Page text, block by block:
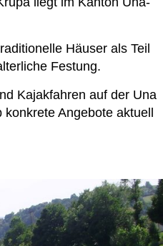
Häuser als Teil
Festung.
Kajakfahren auf der Una
Angebote aktuell